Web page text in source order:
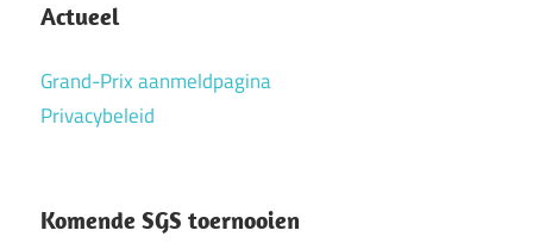
Actueel
Grand-Prix aanmeldpagina
Privacybeleid
Komende SGS toernooien